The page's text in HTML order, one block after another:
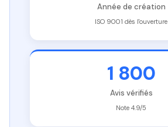
Année de création
ISO 9001 dès l'ouverture
1 800
Avis vérifiés
Note 4.9/5